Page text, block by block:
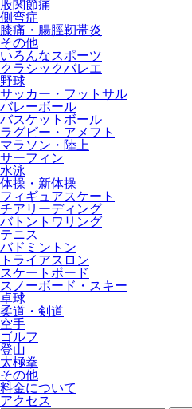
股関節痛
側弯症
膝痛・腸脛靭帯炎
その他
いろんなスポーツ
クラシックバレエ
野球
サッカー・フットサル
バレーボール
バスケットボール
ラグビー・アメフト
マラソン・陸上
サーフィン
水泳
体操・新体操
フィギュアスケート
チアリーディング
バトントワリング
テニス
バドミントン
トライアスロン
スケートボード
スノーボード・スキー
卓球
柔道・剣道
空手
ゴルフ
登山
太極拳
その他
料金について
アクセス